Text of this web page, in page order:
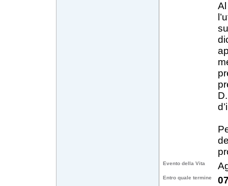
Evento della Vita
Entro quale termine